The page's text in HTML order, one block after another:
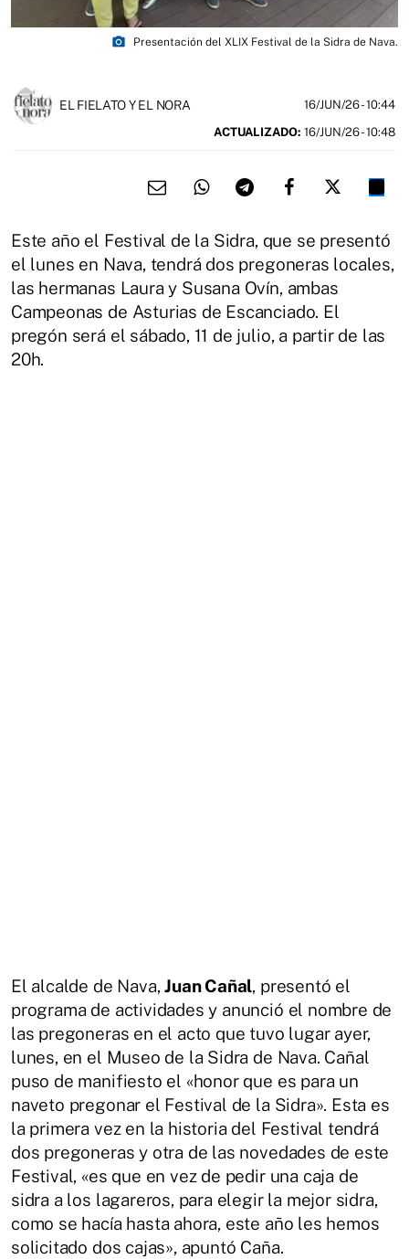
photo_camera Presentación del XLIX Festival de la Sidra de Nava.
EL FIELATO Y EL NORA 16/JUN/26- 10:44
ACTUALIZADO: 16/JUN/26 - 10:48
Este año el Festival de la Sidra, que se presentó
el lunes en Nava, tendrá dos pregoneras locales,
las hermanas Laura y Susana Ovín, ambas
Campeonas de Asturias de Escanciado. El
pregón será el sábado, 11 de julio, a partir de las
20h.
El alcalde de Nava,Juan Cañal, presentó el
programa de actividades y anunció el nombre de
las pregoneras en el acto que tuvo lugar ayer,
lunes, en el Museo de la Sidra de Nava. Cañal
puso de manifiesto el «honor que es para un
naveto pregonar el Festival de la Sidra». Esta es
la primera vez en la historia del Festival tendrá
dos pregoneras y otra de las novedades de este
Festival, «es que en vez de pedir una caja de
sidra a los lagareros, para elegir la mejor sidra,
como se hacía hasta ahora, este año les hemos
solicitado dos cajas», apuntó Caña.